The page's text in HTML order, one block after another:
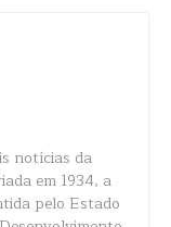
notícias da
em 1934, a
pelo Estado